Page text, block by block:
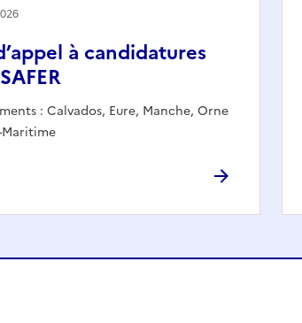
à candidatures
: Calvados, Eure, Manche, Orne